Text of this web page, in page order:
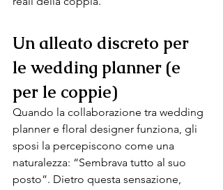
Un alleato discreto per
le wedding planner (e
per le coppie)
Quando la collaborazione tra wedding
planner e floral designer funziona, gli
sposi la percepiscono come una
naturalezza: “Sembrava tutto al suo
posto”. Dietro questa sensazione,